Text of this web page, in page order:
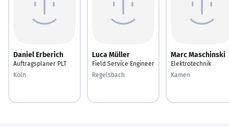
Daniel Erberich
Auftragsplaner PLT
Köln
Luca Müller
Field Service Engineer
Regelsbach
Marc Maschinski
Elektrotechnik
Kamen